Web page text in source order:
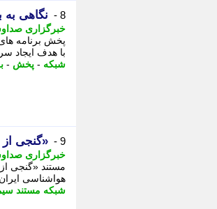
8 - نگاهی به
خبرگزاری
با هدف ایجاد
شبکه - پخش -
9 - «گنجی از
خبرگزاری
مستند «گنجی
هواشناسی ایران، امشب ساعت 21 از شبکه
شبکه مستند